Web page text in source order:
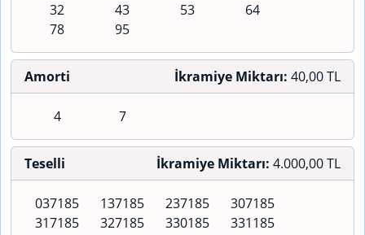
32 43 53
64
78
95
Amorti İkramiye Miktarı: 40,00 TL
4 7
Teselli İkramiye Miktarı: 4.000,00 TL
037185 137185 237185
307185
317185
327185 330185
331185